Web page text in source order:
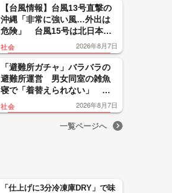
【台風情報】台風13号直撃の
沖縄「非常に強い風…外出は
危険」 台風15号は北日本の
太平洋側上陸なら「非常に珍
しい」大雨に警戒
社会 2026年8月7日
「避難所ガチャ」バラバラの
避難所運営 男女同室の雑魚
寝で「着替えられない」 海
外では当日にテント設置の制
度設計【令和8年熊本地震】
社会 2026年8月7日
一覧ページへ
「仕上げに3分冷凍庫DRY」で味